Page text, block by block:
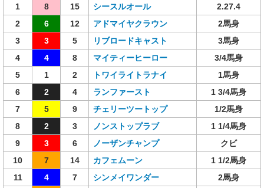
1 8 15 シースルオール
2.27.4
2
6 12 アドマイヤクラウン
2馬身
3
3 5 リブロードキャスト
3馬身
4
4 8 マイティーヒーロー
3/4馬身
5
1 2 トワイライトラナイ
1馬身
6
2 4 ランファースト
1 3/4馬身
7
5 9 チェリーツートップ
1/2馬身
8
2 3 ノンストップラブ
1 1/4馬身
9
3 6 ノーザンチャンプ
クビ
10
7 14 カフェムーン
1 1/2馬身
11
4 7 シンメイワンダー
2馬身